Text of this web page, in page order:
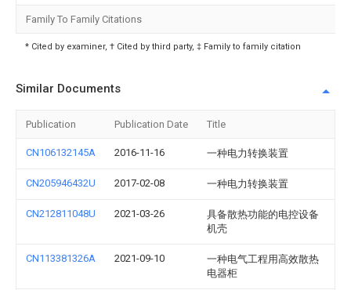
Family To Family Citations
* Cited by examiner, † Cited by third party, ‡ Family to family citation
Similar Documents
Publication Publication Date Title
CN106132145A 2016-11-16 一种电力转换装置
CN205946432U 2017-02-08 一种电力转换装置
CN212811048U 2021-03-26
具备散热功能的电控设备
机壳
CN113381326A 2021-09-10
一种电气工程用高效散热
电器柜